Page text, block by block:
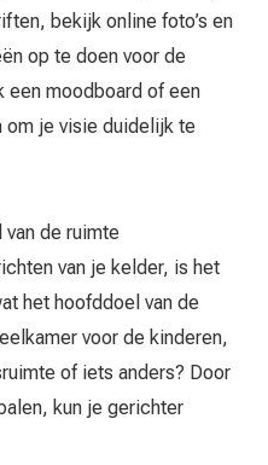
bekijk online foto’s en
op te doen voor de
een moodboard of een
om je visie duidelijk te
van de ruimte
van je kelder, is het
het hoofddoel van de
voor de kinderen,
of iets anders? Door
kun je gerichter